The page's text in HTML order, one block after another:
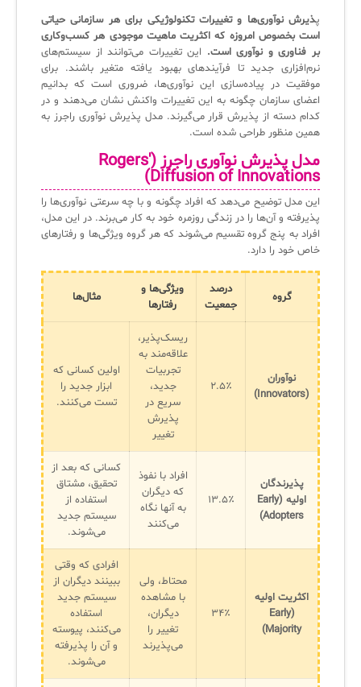
پذیرش نوآوری‌ها و تغییرات تکنولوژیکی برای هر سازمانی حیاتی
است بخصوص امروزه که اکثریت ماهیت موجودی هر کسب‌وکاری
بر فناوری و نوآوری است. این تغییرات می‌توانند از سیستم‌های
نرم‌افزاری جدید تا فرآیندهای بهبود یافته متغیر باشند. برای
موفقیت در پیاده‌سازی این نوآوری‌ها، ضروری است که بدانیم
اعضای سازمان چگونه به این تغییرات واکنش نشان می‌دهند و در
کدام دسته از پذیرش قرار می‌گیرند. مدل پذیرش نوآوری راجرز به
همین منظور طراحی شده است.
مدل پذیرش نوآوری راجرز (Rogers'
Diffusion of Innovations)
این مدل توضیح می‌دهد که افراد چگونه و با چه سرعتی نوآوری‌ها را
پذیرفته و آن‌ها را در زندگی روزمره خود به کار می‌برند. در این مدل،
افراد به پنج گروه تقسیم می‌شوند که هر گروه ویژگی‌ها و رفتارهای
خاص خود را دارد.
گروه
درصد
جمعیت
ویژگی‌ها و
رفتارها
مثال‌ها
نوآوران
(Innovators)
۲.۵٪
ریسک‌پذیر،
علاقه‌مند به
تجربیات
جدید،
سریع در
پذیرش
تغییر
اولین کسانی که
ابزار جدید را
تست می‌کنند.
پذیرندگان
اولیه (Early
Adopters)
۱۳.۵٪
افراد با نفوذ
که دیگران
به آنها نگاه
می‌کنند
کسانی که بعد از
تحقیق، مشتاق
استفاده از
سیستم جدید
می‌شوند.
اکثریت اولیه
(Early
Majority)
۳۴٪
محتاط، ولی
با مشاهده
دیگران،
تغییر را
می‌پذیرند
افرادی که وقتی
ببینند دیگران از
سیستم جدید
استفاده
می‌کنند، پیوسته
و آن را پذیرفته
می‌شوند.
سامانه مدیریت دسترسی ممتاز
سامانه مدیریت و مانیتورینگ شبکه
سامانه آزمون آنلاین